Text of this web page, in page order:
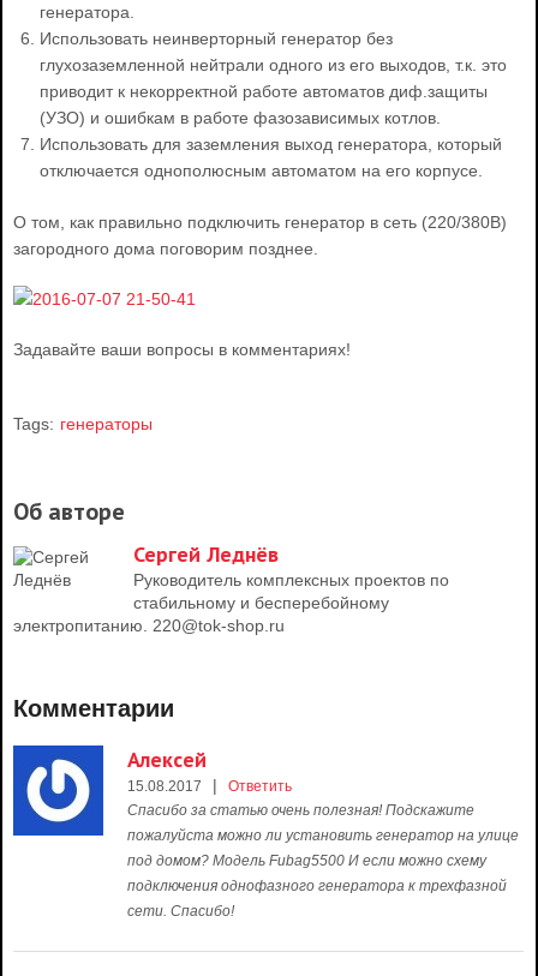
генератора.
Использовать неинверторный генератор без
глухозаземленной нейтрали одного из его выходов, т.к. это
приводит к некорректной работе автоматов диф.защиты
(УЗО) и ошибкам в работе фазозависимых котлов.
Использовать для заземления выход генератора, который
отключается однополюсным автоматом на его корпусе.
О том, как правильно подключить генератор в сеть (220/380В)
загородного дома поговорим позднее.
Задавайте ваши вопросы в комментариях!
Tags: генераторы
Об авторе
Сергей Леднёв
Руководитель комплексных проектов по
стабильному и бесперебойному
электропитанию. 220@tok-shop.ru
Комментарии
Алексей
15.08.2017 |
Ответить
Спасибо за статью очень полезная! Подскажите
пожалуйста можно ли установить генератор на улице
под домом? Модель Fubag5500 И если можно схему
подключения однофазного генератора к трехфазной
сети. Спасибо!